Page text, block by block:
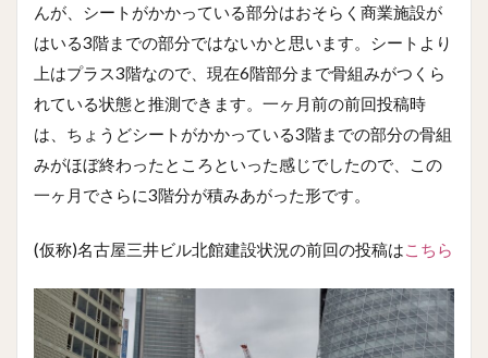
んが、シートがかかっている部分はおそらく商業施設が
はいる3階までの部分ではないかと思います。シートより
上はプラス3階なので、現在6階部分まで骨組みがつくら
れている状態と推測できます。一ヶ月前の前回投稿時
は、ちょうどシートがかかっている3階までの部分の骨組
みがほぼ終わったところといった感じでしたので、この
一ヶ月でさらに3階分が積みあがった形です。
(仮称)名古屋三井ビル北館建設状況の前回の投稿はこちら